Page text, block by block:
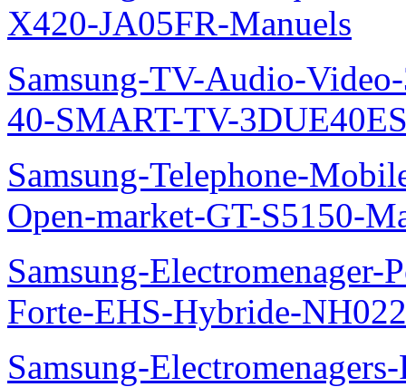
X420-JA05FR-Manuels
Samsung-TV-Audio-
40-SMART-TV-
Samsung-Telephone-
Open-market-GT-S5150-
Samsung-
Forte-EHS-Hybride-
Samsung-